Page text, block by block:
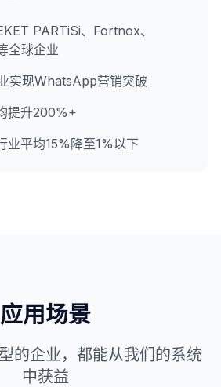
PARTiSi、Fortnox、
全球企业
实现WhatsApp营销突破
提升200%+
业平均15%降至1%以下
应用场景
的企业，都能从我们的系统
中获益